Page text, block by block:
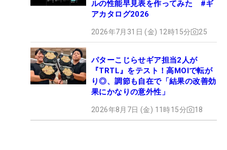
ルの性能早見表を作ってみた #ギ
アカタログ2026
2026年7月31日 (金) 12時15分 25
パターこじらせギア担当2人が
『TRTL』をテスト！高MOIで転が
り◎、調節も自在で「結果の改善効
果にかなりの意外性」
2026年8月7日 (金) 11時15分 18